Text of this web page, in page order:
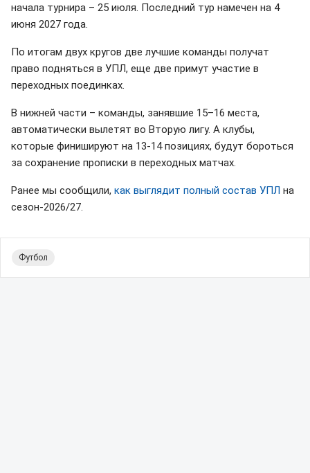
начала турнира – 25 июля. Последний тур намечен на 4
июня 2027 года.
По итогам двух кругов две лучшие команды получат
право подняться в УПЛ, еще две примут участие в
переходных поединках.
В нижней части – команды, занявшие 15–16 места,
автоматически вылетят во Вторую лигу. А клубы,
которые финишируют на 13-14 позициях, будут бороться
за сохранение прописки в переходных матчах.
Ранее мы сообщили, как выглядит полный состав УПЛ на
сезон-2026/27.
Футбол